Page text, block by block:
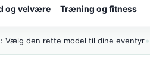
og velvære Træning og fitness
Vælg den rette model til dine eventyr•